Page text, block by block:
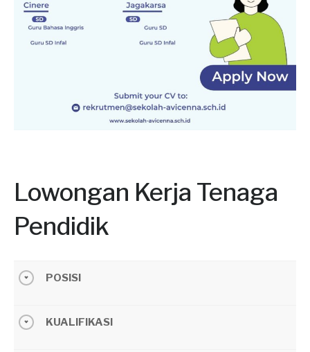
Lowongan Kerja Tenaga
Pendidik
POSISI
KUALIFIKASI